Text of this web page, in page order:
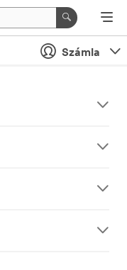
Számla